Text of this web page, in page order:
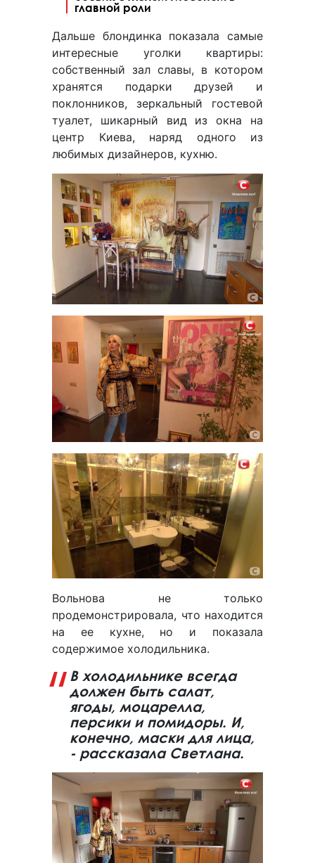
главной роли
Дальше блондинка показала самые
интересные уголки квартиры:
собственный зал славы, в котором
хранятся подарки друзей и
поклонников, зеркальный гостевой
туалет, шикарный вид из окна на
центр Киева, наряд одного из
любимых дизайнеров, кухню.
Вольнова не только
продемонстрировала, что находится
на ее кухне, но и показала
содержимое холодильника.
В холодильнике всегда
должен быть салат,
ягоды, моцарелла,
персики и помидоры. И,
конечно, маски для лица,
- рассказала Светлана.